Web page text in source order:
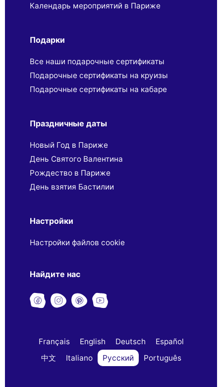
Календарь мероприятий в Париже
Подарки
Все наши подарочные сертификаты
Подарочные сертификаты на круизы
Подарочные сертификаты на кабаре
Праздничные даты
Новый Год в Париже
День Святого Валентина
Рождество в Париже
День взятия Бастилии
Настройки
Настройки файлов cookie
Найдите нас
Français English Deutsch
Español
中文
Italiano Русский Português